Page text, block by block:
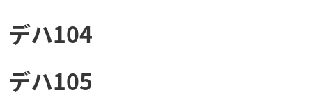
デハ104
デハ105